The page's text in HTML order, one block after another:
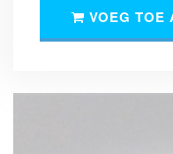
VOEG TOE